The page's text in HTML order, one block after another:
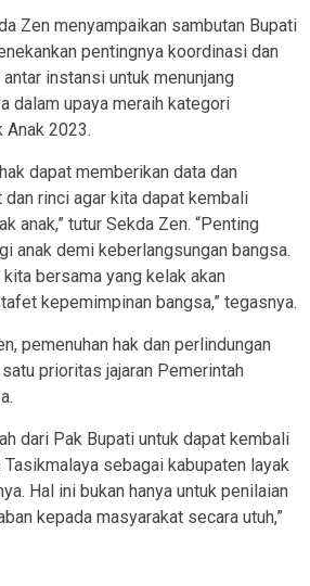
Zen menyampaikan sambutan Bupati
pentingnya koordinasi dan
instansi untuk menunjang
dalam upaya meraih kategori
Anak 2023.
dapat memberikan data dan
rinci agar kita dapat kembali
anak,” tutur Sekda Zen. “Penting
anak demi keberlangsungan bangsa.
bersama yang kelak akan
kepemimpinan bangsa,” tegasnya.
pemenuhan hak dan perlindungan
prioritas jajaran Pemerintah
dari Pak Bupati untuk dapat kembali
sebagai kabupaten layak
Hal ini bukan hanya untuk penilaian
kepada masyarakat secara utuh,”